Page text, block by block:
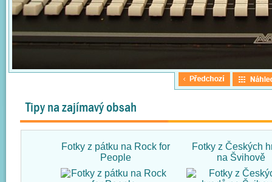
Tipy na zajímavý obsah
Fotky z pátku na Rock for
People
Fotky z Českých
na Švihově